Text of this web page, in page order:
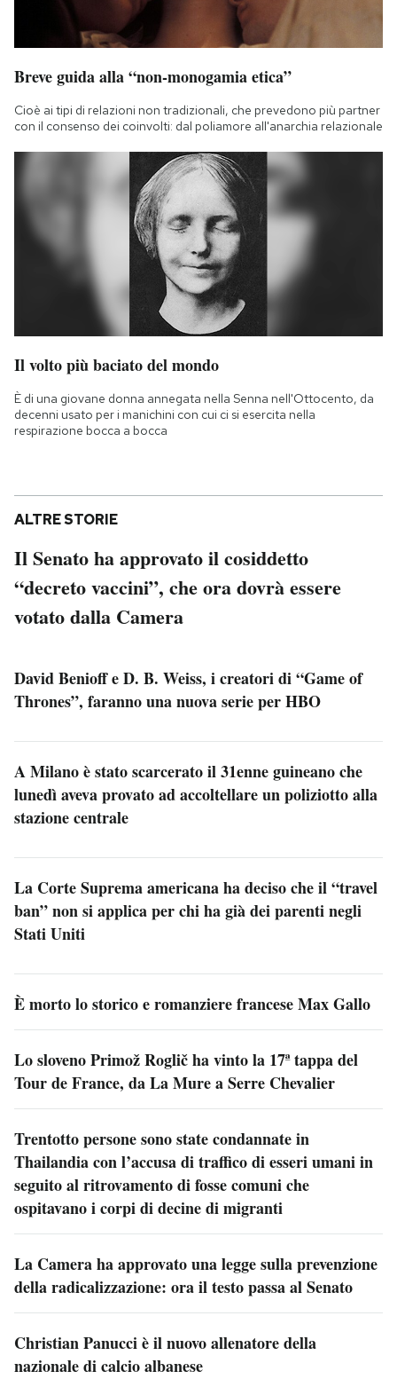
Breve guida alla “non-monogamia etica”
Cioè ai tipi di relazioni non tradizionali, che prevedono più partner
con il consenso dei coinvolti: dal poliamore all'anarchia relazionale
Il volto più baciato del mondo
È di una giovane donna annegata nella Senna nell'Ottocento, da
decenni usato per i manichini con cui ci si esercita nella
respirazione bocca a bocca
ALTRE STORIE
Il Senato ha approvato il cosiddetto
“decreto vaccini”, che ora dovrà essere
votato dalla Camera
David Benioff e D. B. Weiss, i creatori di “Game of
Thrones”, faranno una nuova serie per HBO
A Milano è stato scarcerato il 31enne guineano che
lunedì aveva provato ad accoltellare un poliziotto alla
stazione centrale
La Corte Suprema americana ha deciso che il “travel
ban” non si applica per chi ha già dei parenti negli
Stati Uniti
È morto lo storico e romanziere francese Max Gallo
Lo sloveno Primož Roglič ha vinto la 17ª tappa del
Tour de France, da La Mure a Serre Chevalier
Trentotto persone sono state condannate in
Thailandia con l’accusa di traffico di esseri umani in
seguito al ritrovamento di fosse comuni che
ospitavano i corpi di decine di migranti
La Camera ha approvato una legge sulla prevenzione
della radicalizzazione: ora il testo passa al Senato
Christian Panucci è il nuovo allenatore della
nazionale di calcio albanese